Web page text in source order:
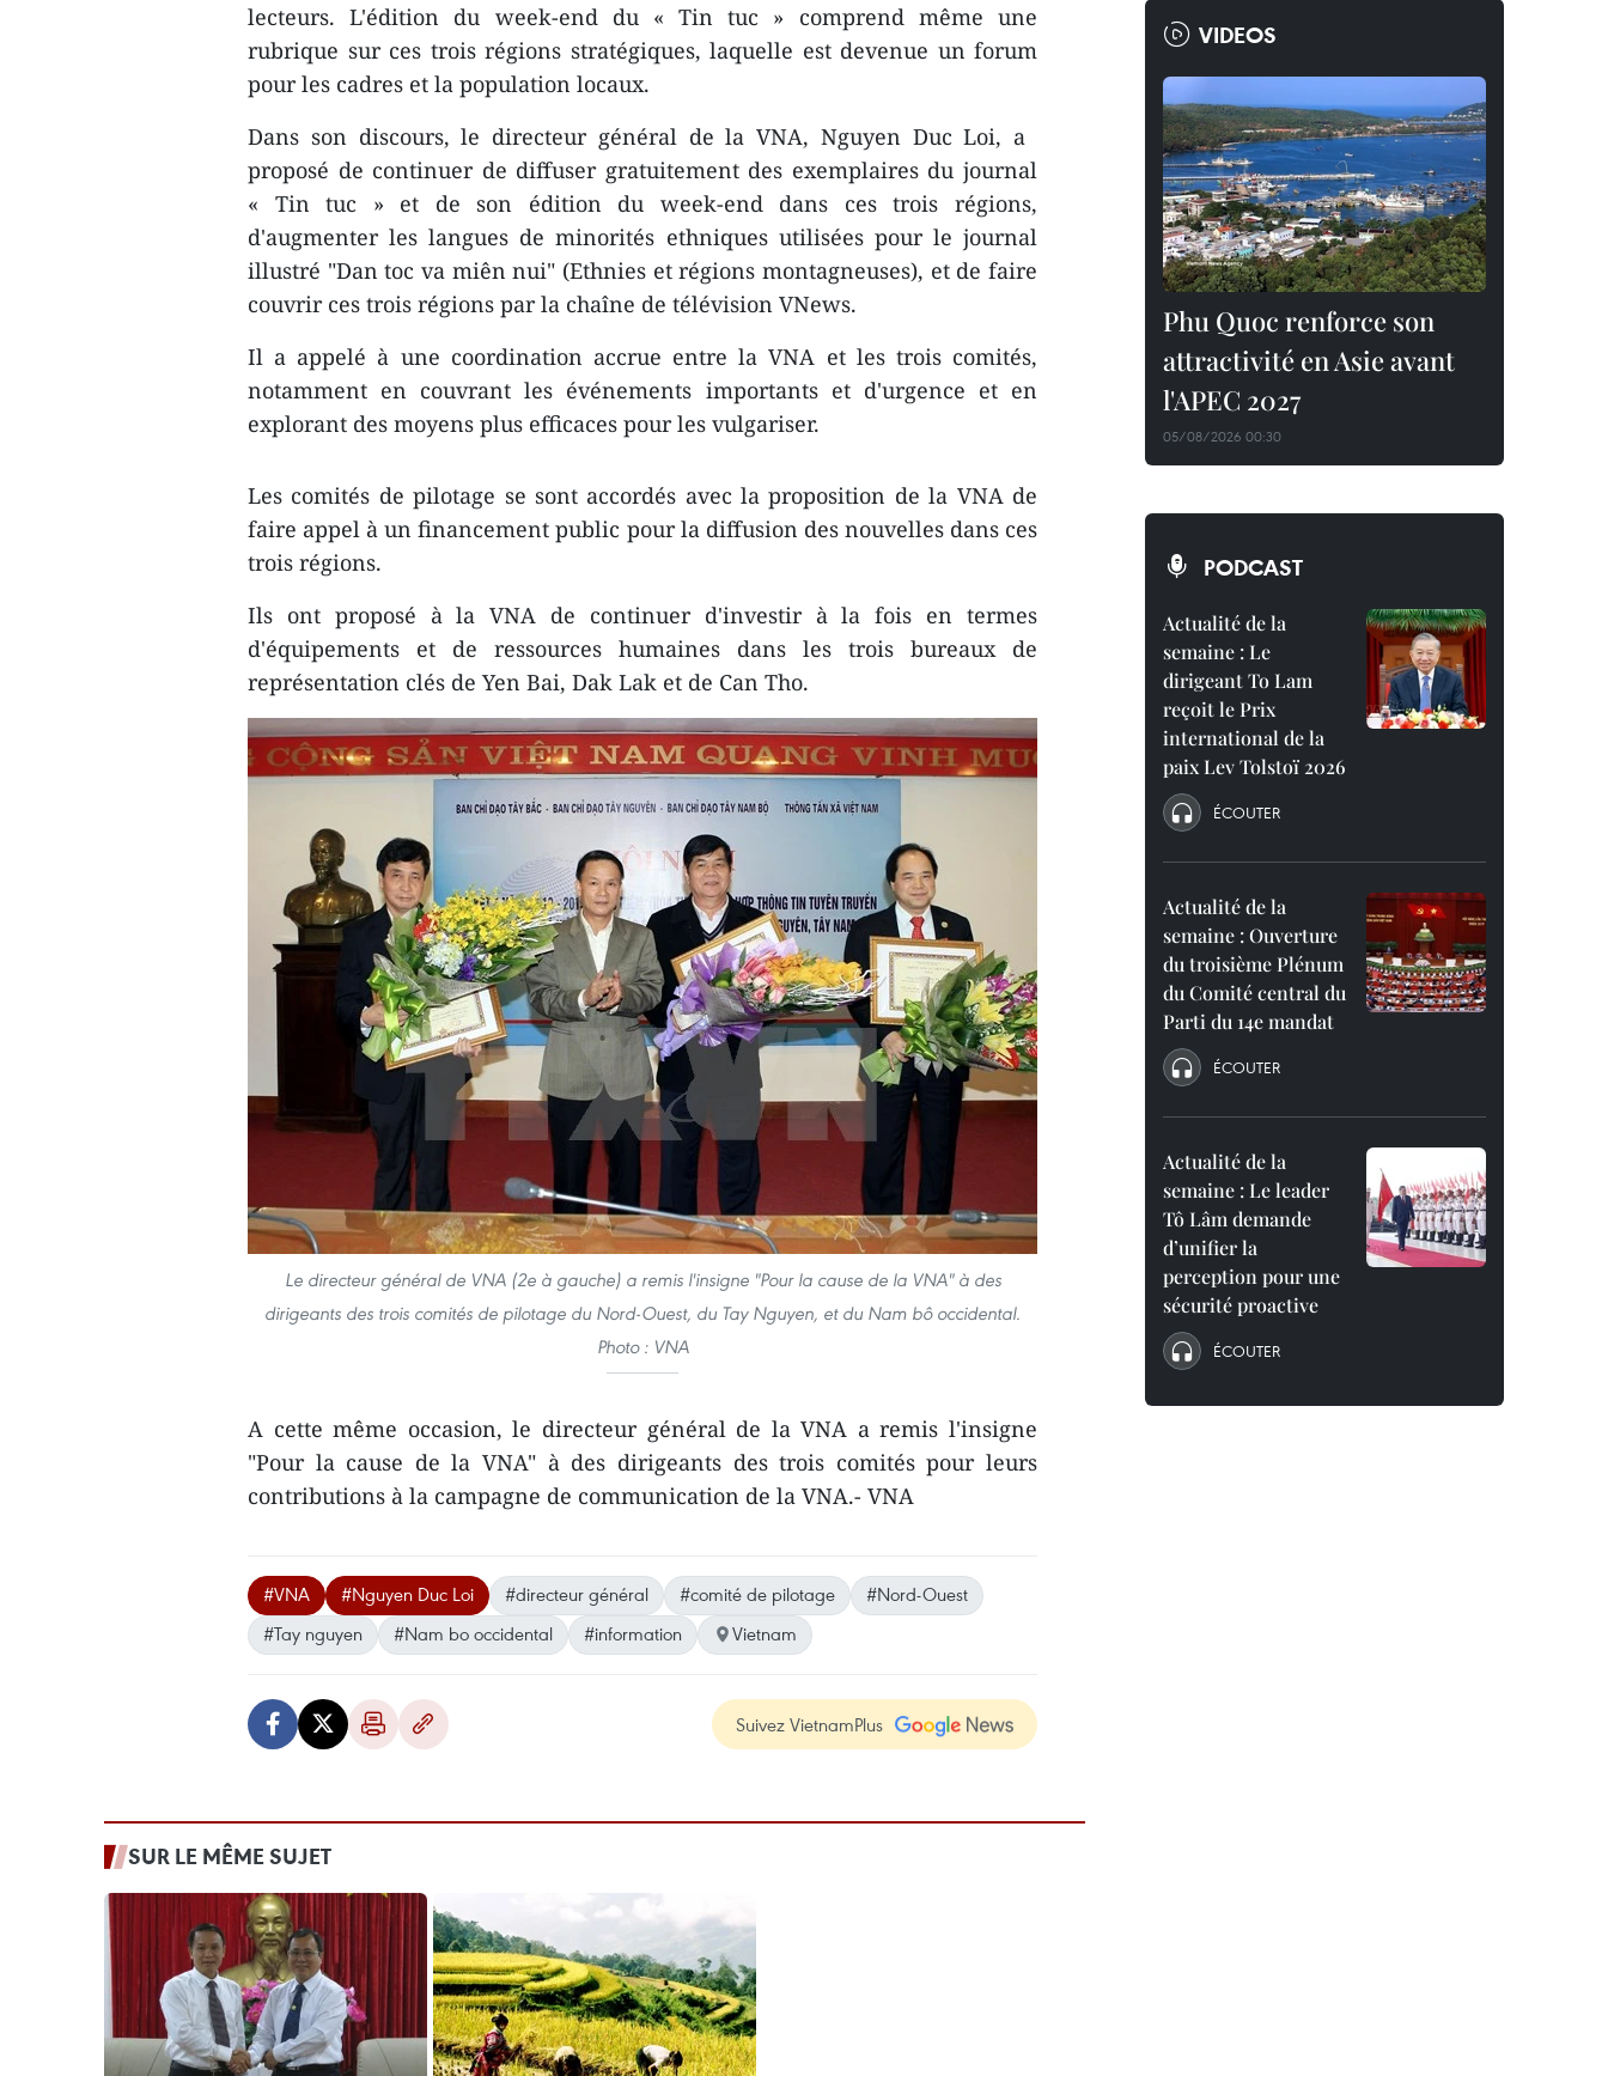
lecteurs. L'édition du week-end du « Tin tuc » ​comprend même une
rubrique sur ces trois régions stratégiques, laquelle est devenue un forum
pour les cadres et la population locaux.
Dans son discours, le directeur général de la VNA, Nguyen Duc Loi, a ​
proposé de continuer de diffuser gratuitement des exemplaires du journal
« Tin tuc » et ​de son édition du week-end dans ces trois régions,
d'augmenter les langues de minorités ethniques utilisées pour ​le journal
illustré "Dan toc va miên nui" (Ethnies et régions montagneuses), et de faire
couvrir ces trois régions par la chaîne de télévision VNews.
Il a appelé à une coordination accrue entre la VNA et les trois comités,
notamment en couvrant les événements importants et d'urgence et en
explorant des moyens plus efficaces pour les vulgariser.
Les comités de pilotage se sont accordés avec la proposition de la VNA de
faire appel à un financement public pour la diffusion des nouvelles dans ces
trois régions.
Ils ont proposé à la VNA de continuer d'investir à la fois en termes
d'équipements et de ressources humaines dans les trois bureaux de
représentation clés de Yen Bai, Dak Lak et de Can Tho.
Le directeur général de VNA (2e à gauche) a remis l'insigne "Pour la cause de la VNA" à des
dirigeants des trois comités de pilotage du Nord-Ouest, du Tay Nguyen, et du Nam bô occidental.
Photo : VNA
A cette même occasion, le directeur général de la VNA a remis l'insigne
"Pour la cause de la VNA" à des dirigeants des trois comités pour leurs
contributions à la campagne de communication de la VNA.- VNA
#VNA #Nguyen Duc Loi #directeur général #comité de pilotage
#Nord-Ouest
#Tay nguyen
#Nam bo occidental #information Vietnam
Suivez VietnamPlus
SUR LE MÊME SUJET
VIDEOS
Phu Quoc renforce son
attractivité en Asie avant
l'APEC 2027
05/08/2026 00:30
PODCAST
Actualité de la
semaine : Le
dirigeant To Lam
reçoit le Prix
international de la
paix Lev Tolstoï 2026
ÉCOUTER
Actualité de la
semaine : Ouverture
du troisième Plénum
du Comité central du
Parti du 14e mandat
ÉCOUTER
Actualité de la
semaine : Le leader
Tô Lâm demande
d’unifier la
perception pour une
sécurité proactive
ÉCOUTER